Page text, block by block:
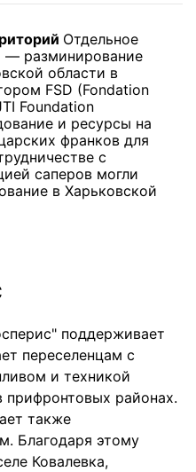
Отдельное
— разминирование
области в
FSD (Fondation
Foundation
и ресурсы на
франков для
с
саперов могли
в Харьковской
поддерживает
переселенцам с
и техникой
районах.
также
Благодаря этому
Ковалевка,